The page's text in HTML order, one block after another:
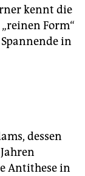
kennt die
Form“
in
dessen
Antithese in